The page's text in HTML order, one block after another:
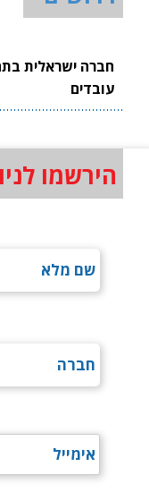
חברה ישראלית
עובדים
הירשמו